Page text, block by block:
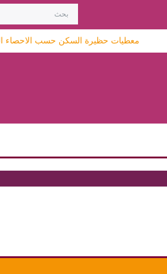
معطيات حظيرة السكن حسب الاحصاء العام